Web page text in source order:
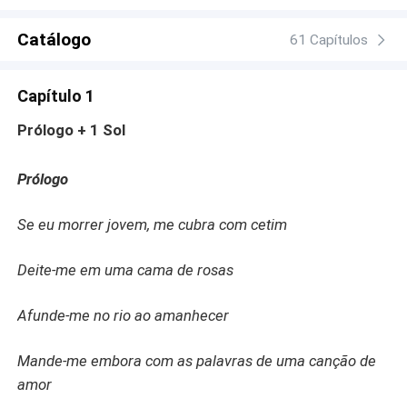
Catálogo 61 Capítulos
Capítulo 1
Prólogo + 1 Sol
Prólogo
Se eu morrer jovem, me cubra com cetim
Deite-me em uma cama de rosas
Afunde-me no rio ao amanhecer
Mande-me embora com as palavras de uma canção de
amor